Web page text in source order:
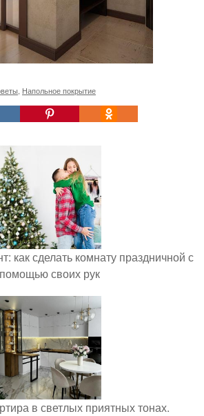
Напольное покрытие
как сделать комнату праздничной с
помощью своих рук
в светлых приятных тонах.